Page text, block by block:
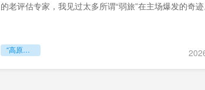
的老评估专家，我见过太多所谓“弱旅”在主场爆发的奇
“高原伏击：2026世预赛非洲主场绞杀战”